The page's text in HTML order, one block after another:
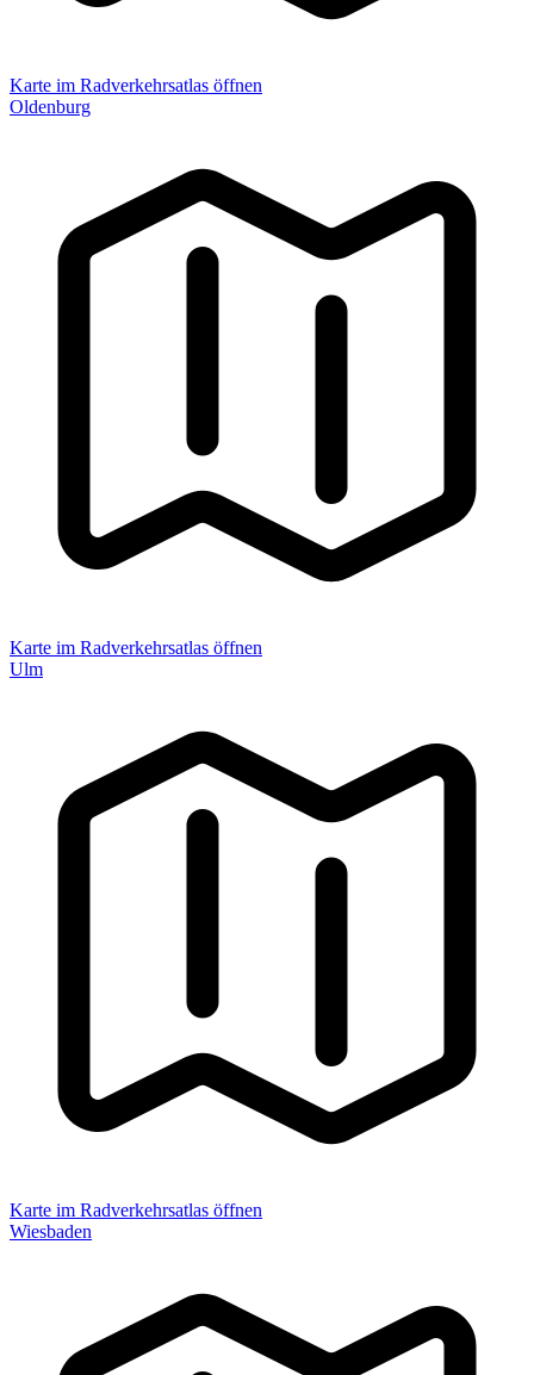
Karte im Radverkehrsatlas öffnen
Oldenburg
Karte im Radverkehrsatlas öffnen
Ulm
Karte im Radverkehrsatlas öffnen
Wiesbaden